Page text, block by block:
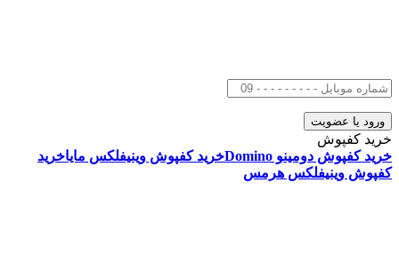
خرید کفپوش
خرید کفپوش دومینو Domino
خرید کفپوش وینیفلکس مایاخرید
کفپوش وینیفلکس هرمس